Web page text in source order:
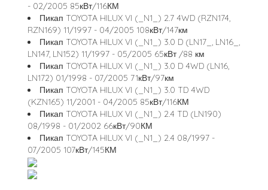
- 02/2005 85кВт/116КМ
Пикап TOYOTA HILUX VI (_N1_) 2.7 4WD (RZN174,
RZN169) 11/1997 - 04/2005 108кВт/147км
Пикап TOYOTA HILUX VI (_N1_) 3.0 D (LN17_, LN16_,
LN147, LN152) 11/1997 - 05/2005 65кВт /88 км
Пикап TOYOTA HILUX VI (_N1_) 3.0 D 4WD (LN16,
LN172) 01/1998 - 07/2005 71кВт/97км
Пикап TOYOTA HILUX VI (_N1_) 3.0 TD 4WD
(KZN165) 11/2001 - 04/2005 85кВт/116КМ
Пикап TOYOTA HILUX VI (_N1_) 2.4 TD (LN190)
08/1998 - 01/2002 66кВт/90КМ
Пикап TOYOTA HILUX VI (_N1_) 2.4 08/1997 -
07/2005 107кВт/145КМ